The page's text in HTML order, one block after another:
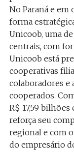
No Paraná e em
forma
Unicoob, uma
centrais, com
Unicoob está
cooperativas
colaboradores e
cooperados.
R$ 17,59
reforça seu
regional e com
do empresário